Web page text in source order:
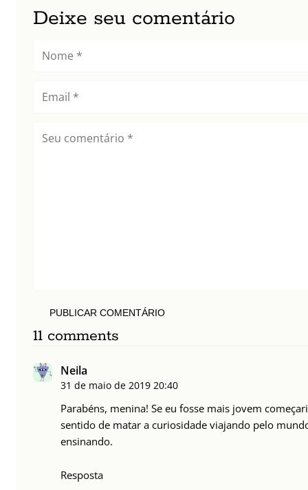
Deixe seu comentário
PUBLICAR COMENTÁRIO
11 comments
Neila
31 de maio de 2019 20:40
Parabéns, menina! Se eu fosse mais jovem
sentido de matar a curiosidade viajando pelo
ensinando.
Resposta